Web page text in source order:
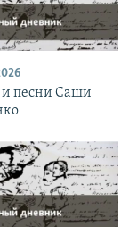
песни Саши